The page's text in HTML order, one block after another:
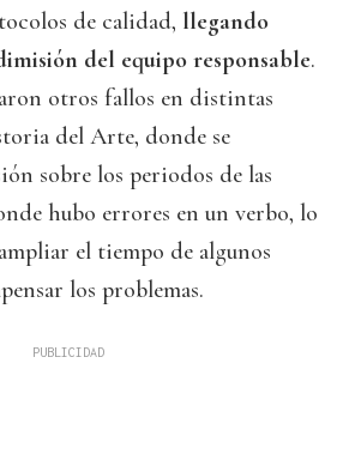
de calidad, llegando
del equipo responsable.
otros fallos en distintas
del Arte, donde se
sobre los periodos de las
hubo errores en un verbo, lo
el tiempo de algunos
los problemas.